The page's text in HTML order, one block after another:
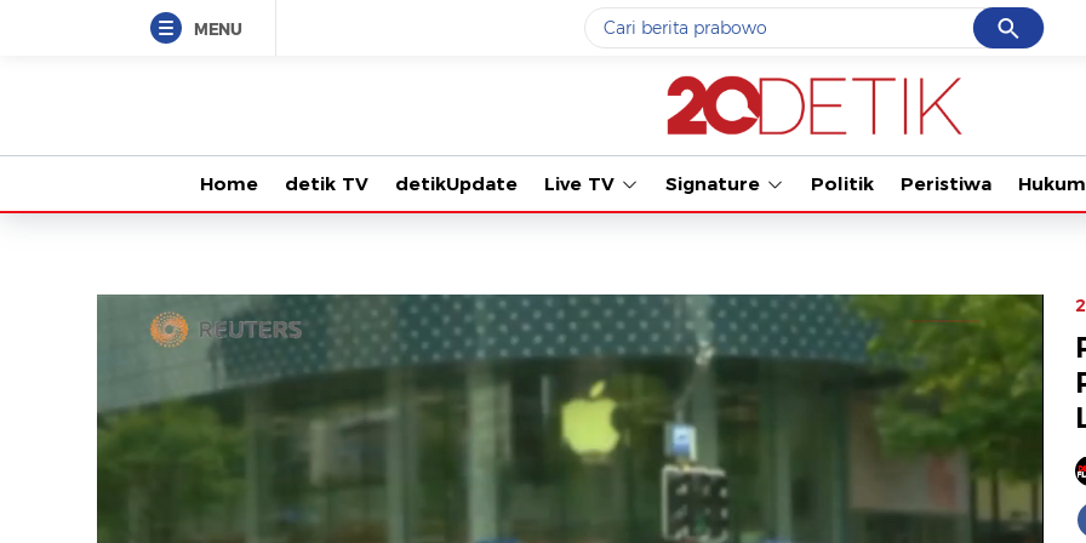
MENU Cancel
Yang sedang ramai dicari
gempa hari ini
#3iran
#5prabowo
Terakhir yang dicari
Loading...
Tonton
Home detik TV detikUpdate Live TV Signature Politik Peristiwa Hukum